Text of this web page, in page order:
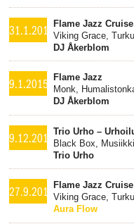
31.1.2015Flame Jazz Cruise
Viking Grace, Turku
DJ Åkerblom
9.1.2015
Flame Jazz
Monk,
DJ Åkerblom
9.12.2014
Trio Urho –
Black Box,
Trio Urho
27.9.2014Flame Jazz
Viking Grace, Turku
Aura Flow